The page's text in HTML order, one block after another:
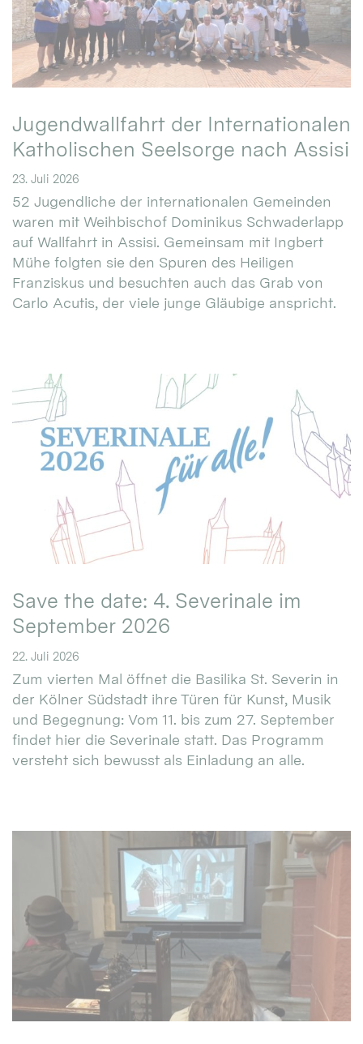
Jugendwallfahrt der Internationalen
Katholischen Seelsorge nach Assisi
23. Juli 2026
52 Jugendliche der internationalen Gemeinden
waren mit Weihbischof Dominikus Schwaderlapp
auf Wallfahrt in Assisi. Gemeinsam mit Ingbert
Mühe folgten sie den Spuren des Heiligen
Franziskus und besuchten auch das Grab von
Carlo Acutis, der viele junge Gläubige anspricht.
Save the date: 4. Severinale im
September 2026
22. Juli 2026
Zum vierten Mal öffnet die Basilika St. Severin in
der Kölner Südstadt ihre Türen für Kunst, Musik
und Begegnung: Vom 11. bis zum 27. September
findet hier die Severinale statt. Das Programm
versteht sich bewusst als Einladung an alle.